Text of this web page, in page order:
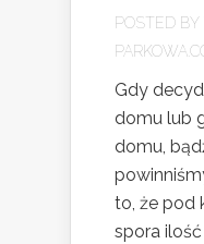
POSTED BY
Gdy
domu lub
domu,
to, że pod
spora